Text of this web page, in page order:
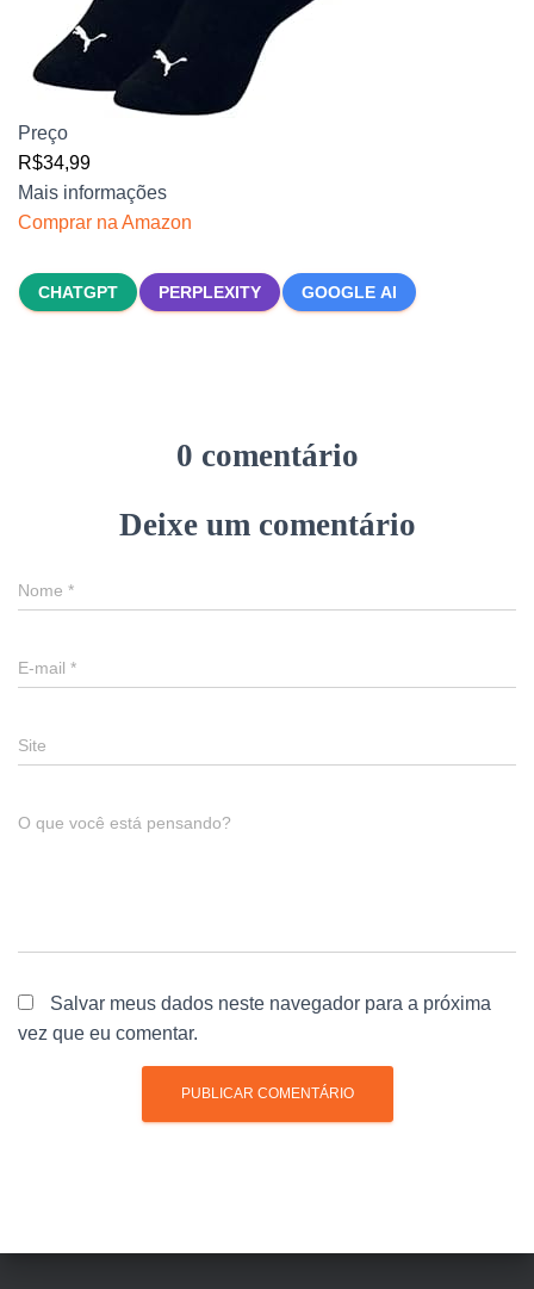
Preço
R$34,99
Mais informações
Comprar na Amazon
CHATGPT PERPLEXITY GOOGLE AI
0 comentário
Deixe um comentário
Nome *
E-mail *
Site
O que você está pensando?
Salvar meus dados neste navegador para a próxima
vez que eu comentar.